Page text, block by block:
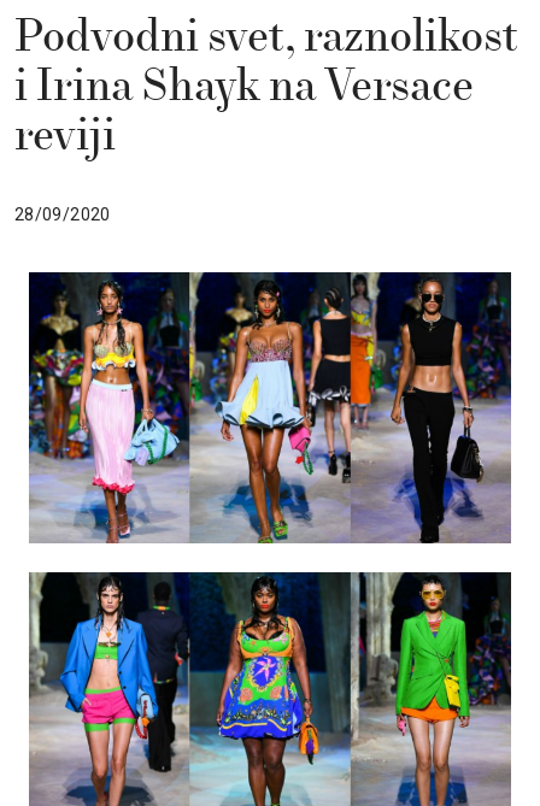
Podvodni svet, raznolikost
i Irina Shayk na Versace
reviji
28/09/2020